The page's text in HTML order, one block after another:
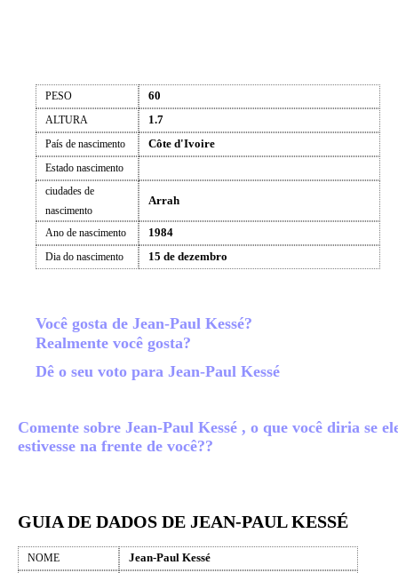
PESO 60
ALTURA 1.7
País de nascimento Côte d'Ivoire
Estado nascimento
ciudades de
nascimento
Arrah
Ano de nascimento 1984
Dia do nascimento 15 de dezembro
Você gosta de Jean-Paul Kessé?
Realmente você gosta?
Dê o seu voto para Jean-Paul Kessé
Comente sobre Jean-Paul Kessé , o que você diria se
estivesse na frente de você??
GUIA DE DADOS DE JEAN-PAUL KESSÉ
NOME Jean-Paul Kessé